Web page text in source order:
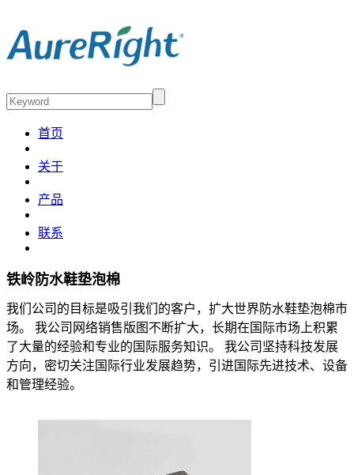
首页
关于
产品
联系
铁岭防水鞋垫泡棉
我们公司的目标是吸引我们的客户，扩大世界防水鞋垫泡棉市
场。 我公司网络销售版图不断扩大，长期在国际市场上积累
了大量的经验和专业的国际服务知识。 我公司坚持科技发展
方向，密切关注国际行业发展趋势，引进国际先进技术、设备
和管理经验。